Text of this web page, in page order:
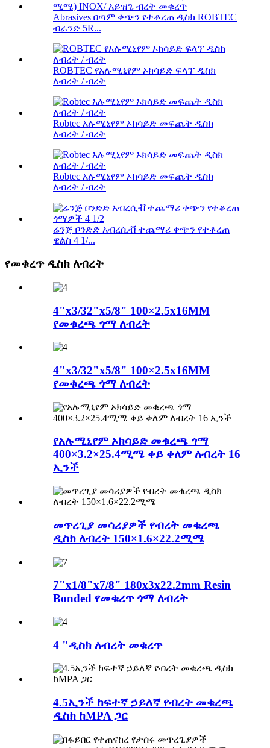
Abrasives በጣም ቀጭን የተቆረጠ ዲስክ ROBTEC
ብራንድ 5R...
ROBTEC የአሉሚኒየም ኦክሳይድ ፍላፕ ዲስክ
ለብረት / ብረት
Robtec አሉሚኒየም ኦክሳይድ መፍጨት ዲስክ
ለብረት / ብረት
Robtec አሉሚኒየም ኦክሳይድ መፍጨት ዲስክ
ለብረት / ብረት
ሬንጅ ቦንድድ አብረሲቭ ተጨማሪ ቀጭን የተቆረጠ
ዊልስ 4 1/...
የመቁረጥ ዲስክ ለብረት
4"x3/32"x5/8" 100×2.5x16MM
የመቁረጫ ጎማ ለብረት
4"x3/32"x5/8" 100×2.5x16MM
የመቁረጫ ጎማ ለብረት
የአሉሚኒየም ኦክሳይድ መቁረጫ ጎማ
400×3.2×25.4ሚሜ ቀይ ቀለም ለብረት 16
ኢንች
መጥረጊያ መሳሪያዎች የብረት መቁረጫ
ዲስክ ለብረት 150×1.6×22.2ሚሜ
7"x1/8"x7/8" 180x3x22.2mm Resin
Bonded የመቁረጥ ጎማ ለብረት
4 "ዲስክ ለብረት መቁረጥ
4.5ኢንች ከፍተኛ ኃይለኛ የብረት መቁረጫ
ዲስክ ከMPA ጋር